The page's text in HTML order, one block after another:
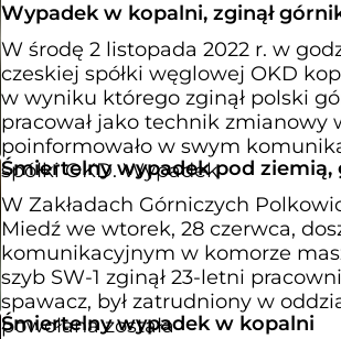
Wypadek w kopalni, zginął
W środę 2 listopada 2022 r. w
czeskiej spółki węglowej OKD
w wyniku którego zginął polski
pracował jako technik
poinformowało w swym
spółki OKD. Wypadek
Śmiertelny wypadek pod ziemią,
W Zakładach Górniczych
Miedź we wtorek, 28 czerwca,
komunikacyjnym w komorze
szyb SW-1 zginął 23-letni
spawacz, był zatrudniony w
powołana została
Śmiertelny wypadek w kopalni